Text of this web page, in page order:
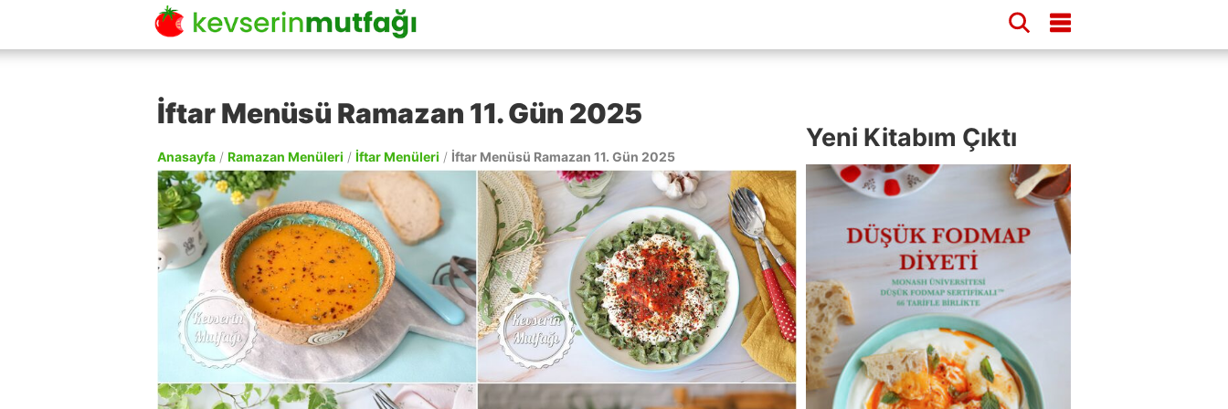
İftar Menüsü Ramazan 11. Gün 2025
Anasayfa / Ramazan Menüleri / İftar Menüleri / İftar Menüsü Ramazan 11. Gün 2025
Yeni Kitabım Çıktı